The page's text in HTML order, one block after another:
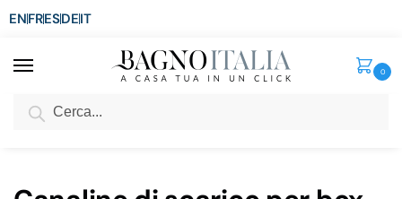
ENFRESDEIT
0
SCONTO del 3%